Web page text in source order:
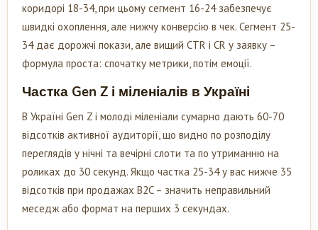
коридорі 18-34, при цьому сегмент 16-24 забезпечує
швидкі охоплення, але нижчу конверсію в чек. Сегмент 25-
34 дає дорожчі покази, але вищий CTR і CR у заявку –
формула проста: спочатку метрики, потім емоції.
Частка Gen Z і міленіалів в Україні
В Україні Gen Z і молоді міленіали сумарно дають 60-70
відсотків активної аудиторії, що видно по розподілу
переглядів у нічні та вечірні слоти та по утриманню на
роликах до 30 секунд. Якщо частка 25-34 у вас нижче 35
відсотків при продажах B2C – значить неправильний
меседж або формат на перших 3 секундах.